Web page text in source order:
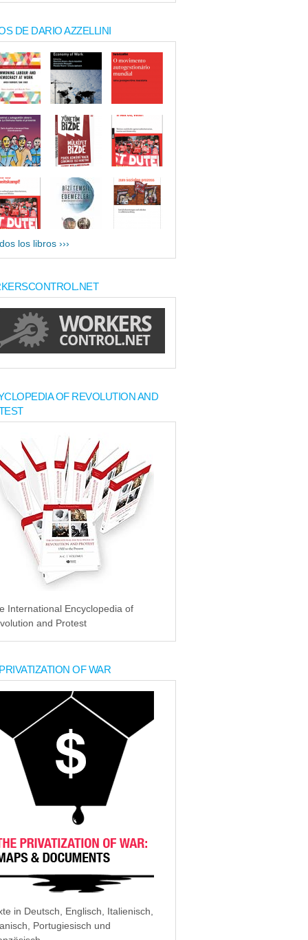
DE DARIO AZZELLINI
los libros ›››
OF REVOLUTION AND
International Encyclopedia of
and Protest
OF WAR
in Deutsch, Englisch, Italienisch,
Portugiesisch und